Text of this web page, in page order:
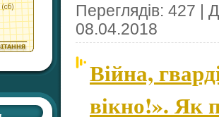
Переглядів: 427 |
08.04.2018
Війна,
вікно!». Як